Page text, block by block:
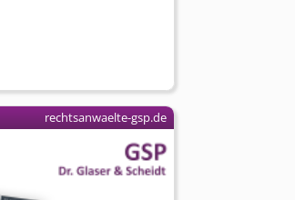
rechtsanwaelte-gsp.de